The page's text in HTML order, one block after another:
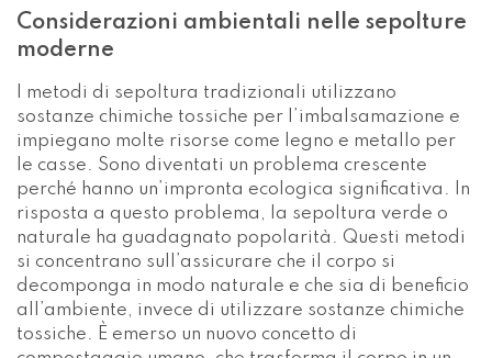
si concentrano sull’assicurare che il corpo si
decomponga in modo naturale e che sia di beneficio
all’ambiente, invece di utilizzare sostanze chimiche
tossiche. È emerso un nuovo concetto di
compostaggio umano, che trasforma il corpo in un
terreno ricco di sostanze nutritive. Si tratta di
un’opzione sostenibile che non solo evita i danni
all’ambiente, ma contribuisce anche positivamente
al ripristino ecologico.
Innovazioni tecnologiche nei servizi
funebri
Il progresso della tecnologia sta trasformando
anche le pratiche di lutto e commemorazione. Le